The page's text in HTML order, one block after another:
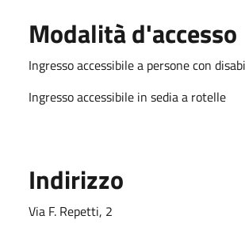
Modalità d'accesso
Ingresso accessibile a persone con
Ingresso accessibile in sedia a rotelle
Indirizzo
Via F. Repetti, 2